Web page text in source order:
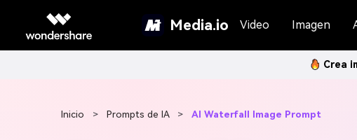
Media.io Video Imagen
Crea
Inicio > Prompts de IA > AI Waterfall Image Prompt